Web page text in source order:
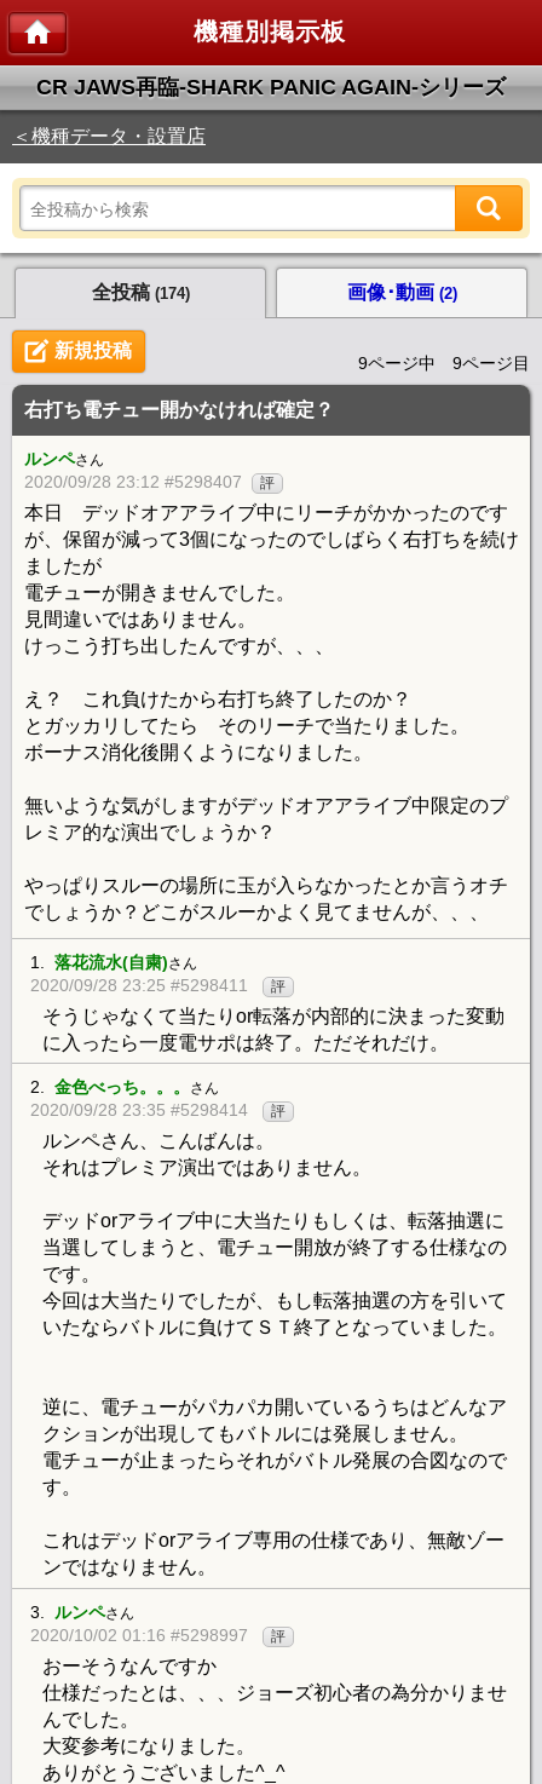
機種別掲示板
CR JAWS再臨‐SHARK PANIC AGAIN‐シリーズ
＜機種データ・設置店
全投稿 (174) 画像･動画 (2)
新規投稿
9ページ中 9ページ目
右打ち電チュー開かなければ確定？
ルンペさん
2020/09/28 23:12 #5298407 評
本日 デッドオアアライブ中にリーチがかかったのです
が、保留が減って3個になったのでしばらく右打ちを続け
ましたが
電チューが開きませんでした。
見間違いではありません。
けっこう打ち出したんですが、、、
え？ これ負けたから右打ち終了したのか？
とガッカリしてたら そのリーチで当たりました。
ボーナス消化後開くようになりました。
無いような気がしますがデッドオアアライブ中限定のプ
レミア的な演出でしょうか？
やっぱりスルーの場所に玉が入らなかったとか言うオチ
でしょうか？どこがスルーかよく見てませんが、、、
1. 落花流水(自粛)さん
2020/09/28 23:25 #5298411 評
そうじゃなくて当たりor転落が内部的に決まった変動
に入ったら一度電サポは終了。ただそれだけ。
2. 金色べっち。。。 さん
2020/09/28 23:35 #5298414 評
ルンペさん、こんばんは。
それはプレミア演出ではありません。
デッドorアライブ中に大当たりもしくは、転落抽選に
当選してしまうと、電チュー開放が終了する仕様なの
です。
今回は大当たりでしたが、もし転落抽選の方を引いて
いたならバトルに負けてＳＴ終了となっていました。
逆に、電チューがパカパカ開いているうちはどんなア
クションが出現してもバトルには発展しません。
電チューが止まったらそれがバトル発展の合図なので
す。
これはデッドorアライブ専用の仕様であり、無敵ゾー
ンではなりません。
3. ルンペさん
2020/10/02 01:16 #5298997 評
おーそうなんですか
仕様だったとは、、、ジョーズ初心者の為分かりませ
んでした。
大変参考になりました。
ありがとうございました^_^